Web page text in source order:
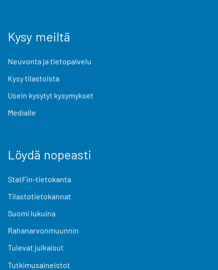
Kysy meiltä
Neuvonta ja tietopalvelu
Kysy tilastoista
Usein kysytyt kysymykset
Medialle
Löydä nopeasti
StatFin-tietokanta
Tilastotietokannat
Suomi lukuina
Rahanarvonmuunnin
Tulevat julkaisut
Tutkimusaineistot